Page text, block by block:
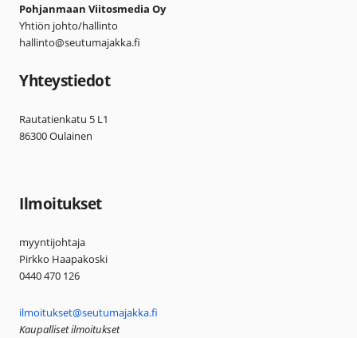
Pohjanmaan Viitosmedia Oy
Yhtiön johto/hallinto
hallinto@seutumajakka.fi
Yhteystiedot
Rautatienkatu 5 L1
86300 Oulainen
Ilmoitukset
myyntijohtaja
Pirkko Haapakoski
0440 470 126
ilmoitukset@seutumajakka.fi
Kaupalliset ilmoitukset